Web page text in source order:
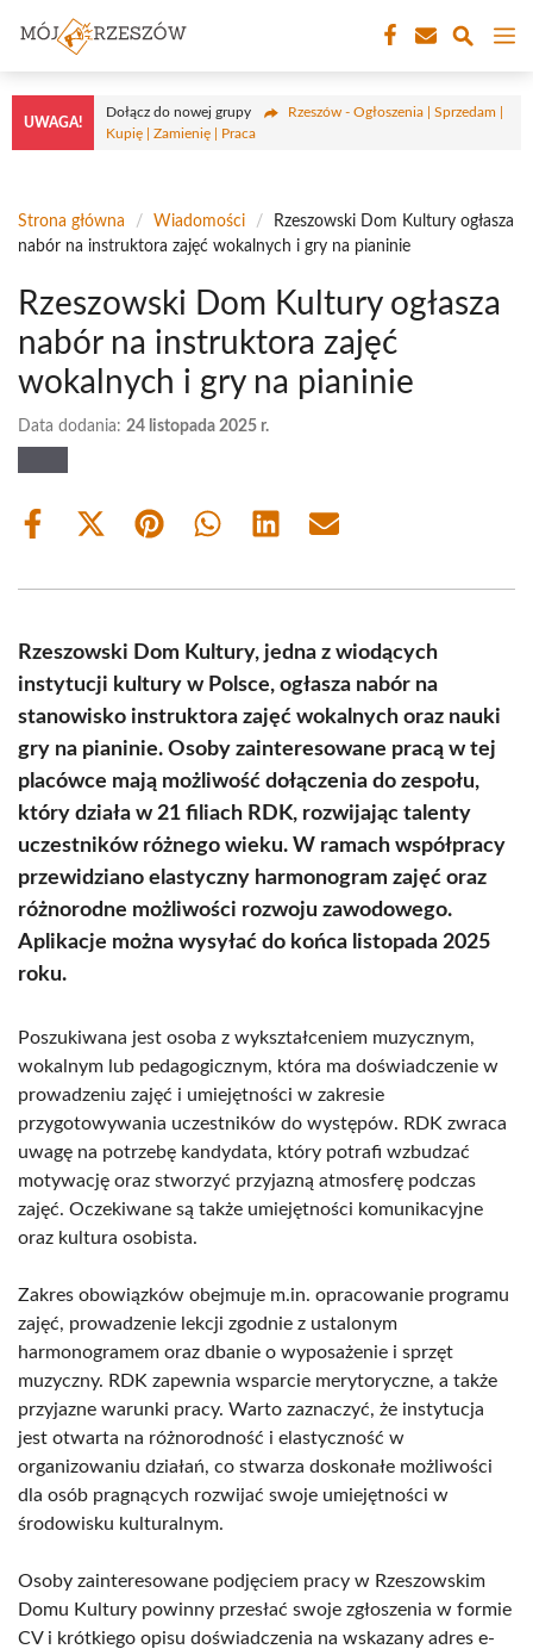
treści
UWAGA!
Dołącz do nowej grupy
Rzeszów - Ogłoszenia | Sprzedam |
Kupię | Zamienię | Praca
Strona główna / Wiadomości /
Rzeszowski Dom Kultury ogłasza
nabór na instruktora zajęć wokalnych i gry na pianinie
Rzeszowski Dom Kultury ogłasza
nabór na instruktora zajęć
wokalnych i gry na pianinie
Data dodania: 24 listopada 2025 r.
Share
Share
(Twitter)
Share Share Share Share
Rzeszowski Dom Kultury, jedna z wiodących
instytucji kultury w Polsce, ogłasza nabór na
stanowisko instruktora zajęć wokalnych oraz nauki
gry na pianinie. Osoby zainteresowane pracą w tej
placówce mają możliwość dołączenia do zespołu,
który działa w 21 filiach RDK, rozwijając talenty
uczestników różnego wieku. W ramach współpracy
przewidziano elastyczny harmonogram zajęć oraz
różnorodne możliwości rozwoju zawodowego.
Aplikacje można wysyłać do końca listopada 2025
roku.
Poszukiwana jest osoba z wykształceniem muzycznym,
wokalnym lub pedagogicznym, która ma doświadczenie w
prowadzeniu zajęć i umiejętności w zakresie
przygotowywania uczestników do występów. RDK zwraca
uwagę na potrzebę kandydata, który potrafi wzbudzać
motywację oraz stworzyć przyjazną atmosferę podczas
zajęć. Oczekiwane są także umiejętności komunikacyjne
oraz kultura osobista.
Zakres obowiązków obejmuje m.in. opracowanie programu
zajęć, prowadzenie lekcji zgodnie z ustalonym
harmonogramem oraz dbanie o wyposażenie i sprzęt
muzyczny. RDK zapewnia wsparcie merytoryczne, a także
przyjazne warunki pracy. Warto zaznaczyć, że instytucja
jest otwarta na różnorodność i elastyczność w
organizowaniu działań, co stwarza doskonałe możliwości
dla osób pragnących rozwijać swoje umiejętności w
środowisku kulturalnym.
Osoby zainteresowane podjęciem pracy w Rzeszowskim
Domu Kultury powinny przesłać swoje zgłoszenia w formie
CV i krótkiego opisu doświadczenia na wskazany adres e-